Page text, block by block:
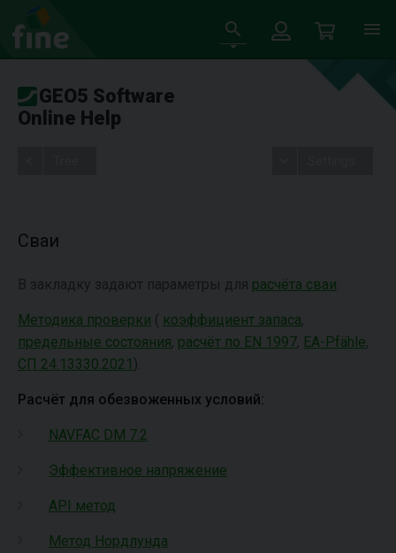
GEO5 Software
Online Help
Сваи
В закладку задают параметры для расчёта сваи
Методика проверки ( коэффициент запаса,
предельные состояния, расчёт по EN 1997, EA-Pfähle,
СП 24.13330.2021 ).
Расчёт для обезвоженных условий:
NAVFAC DM 7.2
Эффективное напряжение
API метод
Метод Нордлунда